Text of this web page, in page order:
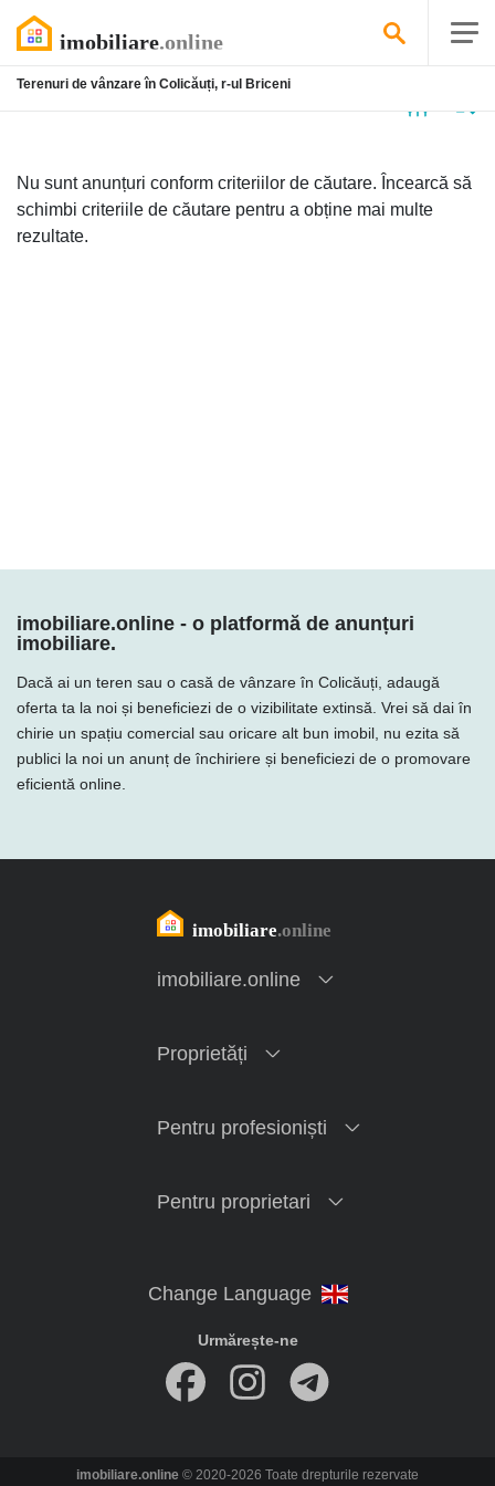
Terenuri de vânzare în Colicăuți, r-ul Briceni
Nu sunt anunțuri conform criteriilor de căutare. Încearcă să
schimbi criteriile de căutare pentru a obține mai multe
rezultate.
imobiliare.online - o platformă de anunțuri
imobiliare.
Dacă ai un teren sau o casă de vânzare în Colicăuți, adaugă
oferta ta la noi și beneficiezi de o vizibilitate extinsă. Vrei să dai în
chirie un spațiu comercial sau oricare alt bun imobil, nu ezita să
publici la noi un anunț de închiriere și beneficiezi de o promovare
eficientă online.
imobiliare.online
Proprietăți
Pentru profesioniști
Pentru proprietari
Urmărește-ne
imobiliare.online © 2020-2026 Toate drepturile rezervate